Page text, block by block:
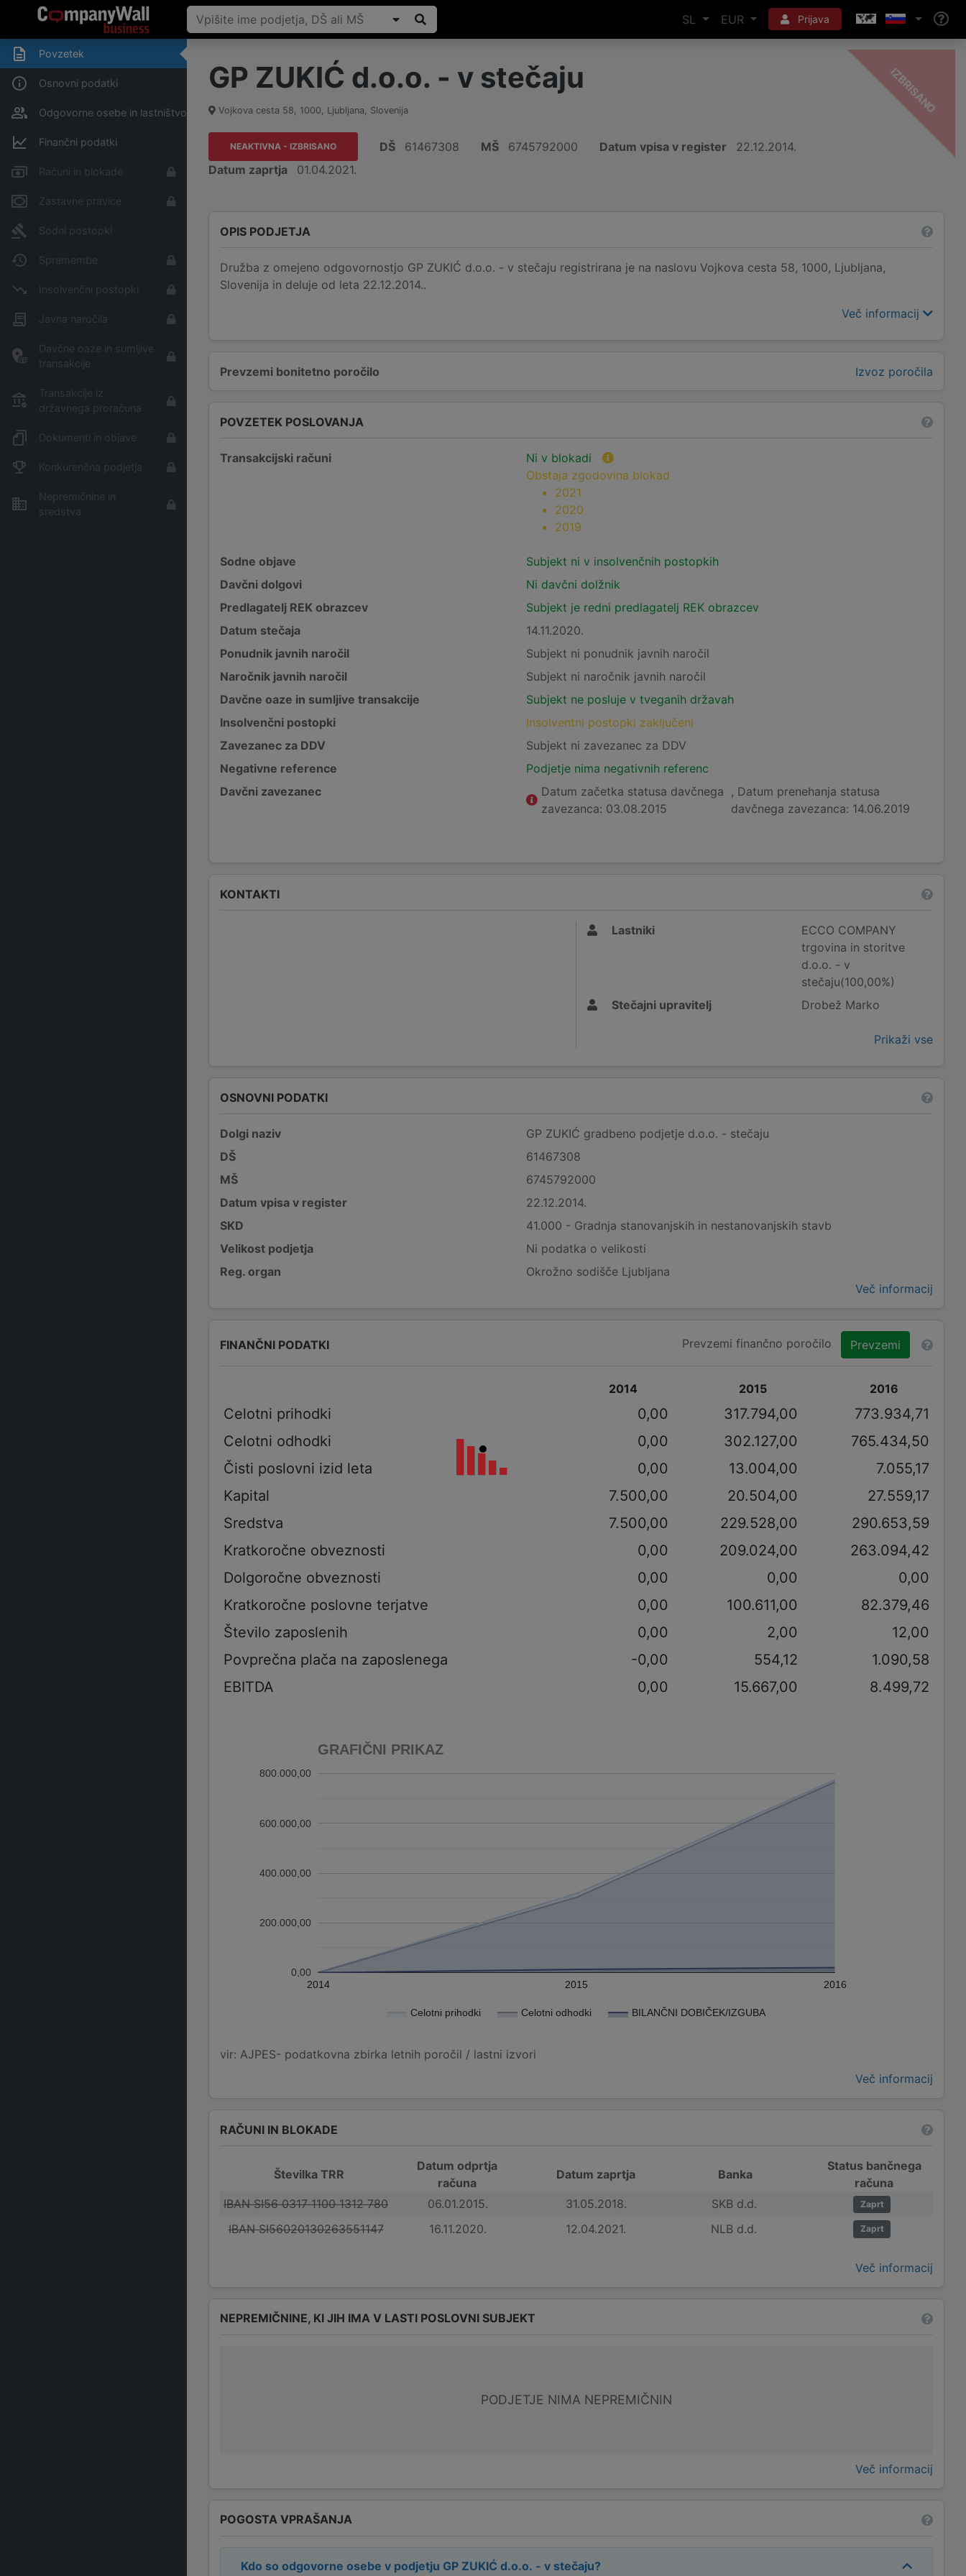
SL EUR Prijava
Povzetek
Osnovni podatki
Odgovorne osebe in lastništvo
Finančni podatki
Računi in blokade
Zastavne pravice
Sodni postopki
Spremembe
Insolvenčni postopki
Javna naročila
Davčne oaze in sumljive
transakcije
Transakcije iz
državnega proračuna
Dokumenti in objave
Konkurenčna podjetja
Nepremičnine in
sredstva
GP ZUKIĆ d.o.o. - v stečaju
Vojkova cesta 58, 1000, Ljubljana, Slovenija -
O
NEAKTIVNA - IZBRISANO DŠ 61467308 MŠ 6745792000 Datum vpisa v register
22.12.2014.
Datum zaprtja
01.04.2021.
OPIS PODJETJA
Družba z omejeno odgovornostjo GP ZUKIĆ d.o.o. - v stečaju registrirana je na naslovu Vojkova cesta 58, 1000, Ljubljana,
Slovenija in deluje od leta 22.12.2014..
Več informacij
Prevzemi bonitetno poročilo Izvoz poročila
POVZETEK POSLOVANJA
Transakcijski računi
Ni v blokadi
Obstaja zgodovina blokad
2021
2020
2019
Sodne objave
Subjekt ni v insolvenčnih postopkih
Davčni dolgovi
Ni davčni dolžnik
Predlagatelj REK obrazcev
Subjekt je redni predlagatelj REK obrazcev
Datum stečaja
14.11.2020.
Ponudnik javnih naročil
Subjekt ni ponudnik javnih naročil
Naročnik javnih naročil
Subjekt ni naročnik javnih naročil
Davčne oaze in sumljive transakcije
Subjekt ne posluje v tveganih državah
Insolvenčni postopki
Insolventni postopki zaključeni
Zavezanec za DDV
Subjekt ni zavezanec za DDV
Negativne reference
Podjetje nima negativnih referenc
Davčni zavezanec
Datum začetka statusa davčnega
zavezanca: 03.08.2015
, Datum prenehanja statusa
davčnega zavezanca: 14.06.2019
KONTAKTI
Lastniki
ECCO COMPANY
trgovina in storitve
d.o.o. - v
stečaju(100,00%)
Stečajni upravitelj
Drobež Marko
Prikaži vse
OSNOVNI PODATKI
Dolgi naziv
GP ZUKIĆ gradbeno podjetje d.o.o. - stečaju
DŠ
61467308
MŠ
6745792000
Datum vpisa v register
22.12.2014.
SKD
41.000 - Gradnja stanovanjskih in nestanovanjskih stavb
Velikost podjetja
Ni podatka o velikosti
Reg. organ
Okrožno sodišče Ljubljana
Več informacij
FINANČNI PODATKI Prevzemi finančno poročilo Prevzemi
2014 2015 2016
Celotni prihodki 0,00 317.794,00
773.934,71
Celotni odhodki
0,00 302.127,00
765.434,50
Čisti poslovni izid leta
0,00 13.004,00
7.055,17
Kapital
7.500,00 20.504,00
27.559,17
Sredstva
7.500,00 229.528,00
290.653,59
Kratkoročne obveznosti
0,00 209.024,00
263.094,42
Dolgoročne obveznosti
0,00 0,00
0,00
Kratkoročne poslovne terjatve
0,00 100.611,00
82.379,46
Število zaposlenih
0,00 2,00
12,00
Povprečna plača na zaposlenega
-0,00 554,12
1.090,58
EBITDA
0,00 15.667,00 8.499,72
GRAFIČNI PRIKAZ
Celotni prihodki Celotni odhodki BILANČNI DOBIČEK/IZGUBA
2014 2015 2016
0,00
200.000,00
400.000,00
600.000,00
800.000,00
vir: AJPES- podatkovna zbirka letnih poročil / lastni izvori
Več informacij
RAČUNI IN BLOKADE
Številka TRR
Datum odprtja
računa
Datum zaprtja Banka
Status bančnega
računa
IBAN SI56 0317 1100 1312 780
06.01.2015. 31.05.2018. SKB d.d. Zaprt
IBAN SI56020130263551147 16.11.2020. 12.04.2021. NLB d.d. Zaprt
Več informacij
NEPREMIČNINE, KI JIH IMA V LASTI POSLOVNI SUBJEKT
PODJETJE NIMA NEPREMIČNIN
Več informacij
POGOSTA VPRAŠANJA
Kdo so odgovorne osebe v podjetju GP ZUKIĆ d.o.o. - v stečaju?